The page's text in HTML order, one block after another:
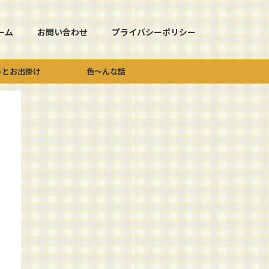
ム お問い合わせ プライバシーポリシー
お出掛け 色～んな話